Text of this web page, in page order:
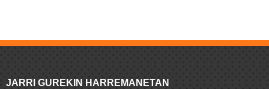
JARRI GUREKIN HARREMANETAN